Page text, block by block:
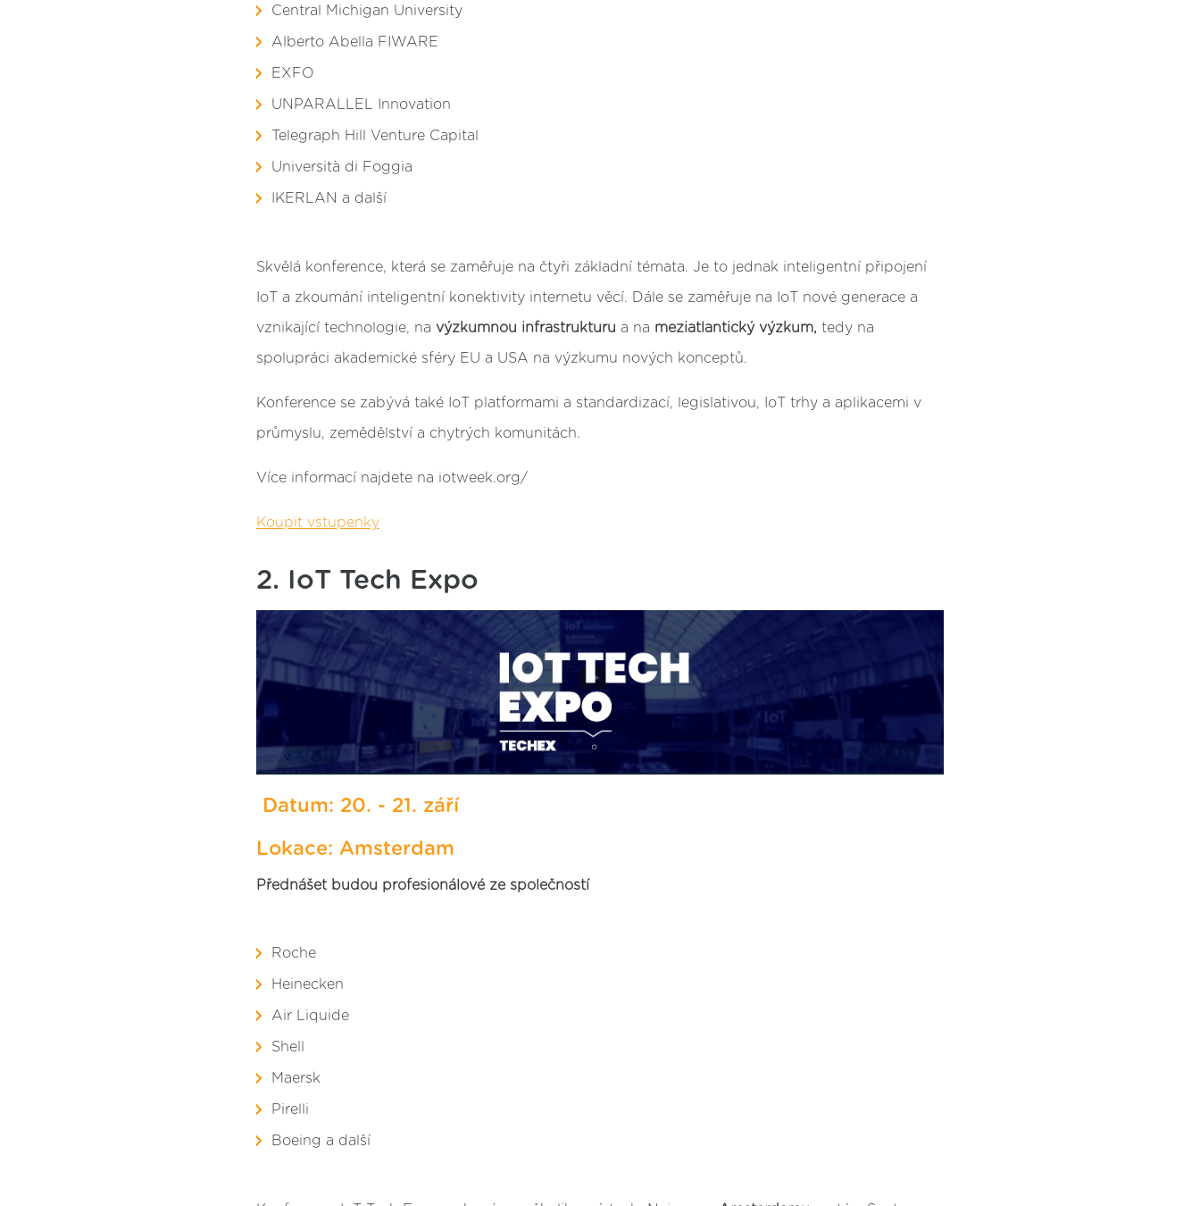
Central Michigan University
Alberto Abella FIWARE
EXFO
UNPARALLEL Innovation
Telegraph Hill Venture Capital
Università di Foggia
IKERLAN a další
Skvělá konference, která se zaměřuje na čtyři základní témata. Je to jednak inteligentní připojení
IoT a zkoumání inteligentní konektivity internetu věcí. Dále se zaměřuje na IoT nové generace a
vznikající technologie, na výzkumnou infrastrukturu a na meziatlantický výzkum, tedy na
spolupráci akademické sféry EU a USA na výzkumu nových konceptů.
Konference se zabývá také IoT platformami a standardizací, legislativou, IoT trhy a aplikacemi v
průmyslu, zemědělství a chytrých komunitách.
Více informací najdete na iotweek.org/
Koupit vstupenky
2. IoT Tech Expo
Datum: 20. - 21. září
Lokace: Amsterdam
Přednášet budou profesionálové ze společností
Roche
Heinecken
Air Liquide
Shell
Maersk
Pirelli
Boeing a další